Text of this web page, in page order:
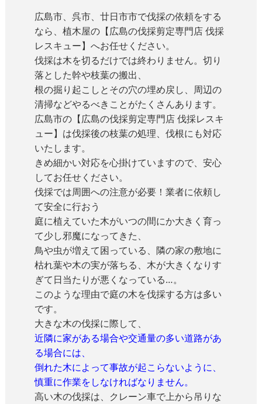
広島市、呉市、廿日市市で伐採の依頼をする
なら、植木屋の【広島の伐採剪定専門店 伐採
レスキュー】へお任せください。
伐採は木を切るだけでは終わりません。切り
落とした幹や枝葉の搬出、
根の掘り起こしとその穴の埋め戻し、周辺の
清掃などやるべきことがたくさんあります。
広島市の【広島の伐採剪定専門店 伐採レスキ
ュー】は伐採後の枝葉の処理、伐根にも対応
いたします。
きめ細かい対応を心掛けていますので、安心
してお任せください。
伐採では周囲への注意が必要！業者に依頼し
て安全に行おう
庭に植えていた木がいつの間にか大きく育っ
て少し邪魔になってきた、
鳥や虫が増えて困っている、隣の家の敷地に
枯れ葉や木の実が落ちる、木が大きくなりす
ぎて日当たりが悪くなっている…。
このような理由で庭の木を伐採する方は多い
です。
大きな木の伐採に際して、
近隣に家がある場合や交通量の多い道路があ
る場合には、
倒れた木によって事故が起こらないように、
慎重に作業をしなければなりません。
高い木の伐採は、クレーン車で上から吊りな